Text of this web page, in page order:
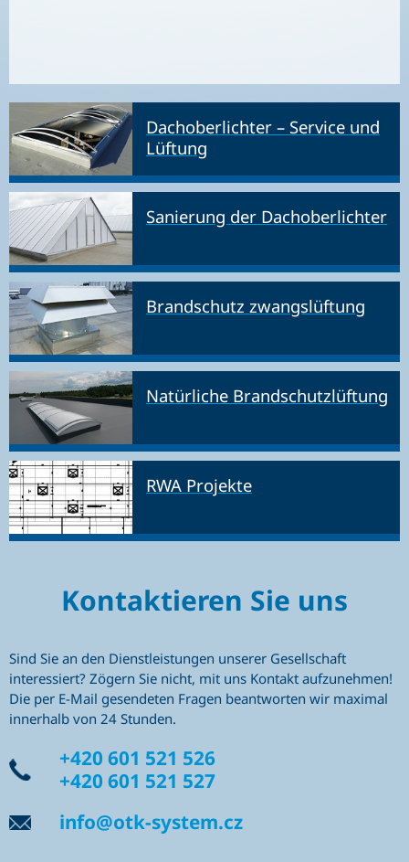
Dachoberlichter – Service und
Lüftung
Sanierung der Dachoberlichter
Brandschutz zwangslüftung
Natürliche Brandschutzlüftung
RWA Projekte
Kontaktieren Sie uns
Sind Sie an den Dienstleistungen unserer Gesellschaft
interessiert? Zögern Sie nicht, mit uns Kontakt aufzunehmen!
Die per E-Mail gesendeten Fragen beantworten wir maximal
innerhalb von 24 Stunden.
+420 601 521 526
+420 601 521 527
info@otk-system.cz